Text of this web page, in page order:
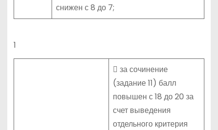
снижен с 8 до 7;
1
 за сочинение
(задание 11) балл
повышен с 18 до 20 за
счет выведения
отдельного критерия